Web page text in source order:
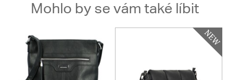
Mohlo by se vám také líbit